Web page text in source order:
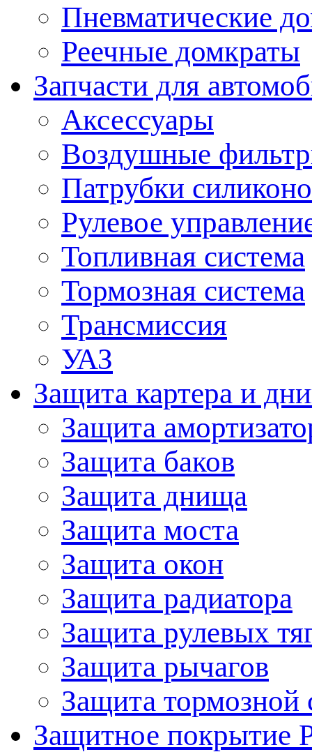
Пневматические
Реечные домкраты
Запчасти для
Аксессуары
Воздушные
Патрубки
Рулевое
Топливная система
Тормозная система
Трансмиссия
УАЗ
Защита картера и
Защита
Защита баков
Защита днища
Защита моста
Защита окон
Защита радиатора
Защита рулевых
Защита рычагов
Защита тормозной
Защитное покрытие